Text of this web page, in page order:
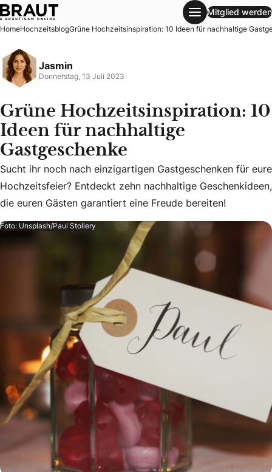
Grüne Hochzeitsinspiration: 10 Ideen für nachhaltige
Mitglied werden
HomeHochzeitsblogGrüne Hochzeitsinspiration: 10 Ideen für nachhaltige
Jasmin
Donnerstag, 13 Juli 2023
Grüne Hochzeitsinspiration: 10
Ideen für nachhaltige
Gastgeschenke
Sucht ihr noch nach einzigartigen Gastgeschenken für
Sucht ihr noch nach einzigartigen Gastgeschenken für eure
Hochzeitsfeier? Entdeckt zehn nachhaltige Geschenkideen,
die euren Gästen garantiert eine Freude bereiten!
Foto: Unsplash/Paul Stollery